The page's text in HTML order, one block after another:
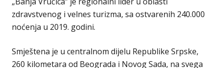
zdravstvenog i velnes turizma, sa ostvarenih 240.000
noćenja u 2019. godini.
Smještena je u centralnom dijelu Republike Srpske,
260 kilometara od Beograda i Novog Sada, na svega